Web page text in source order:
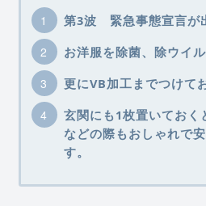
第3波 緊急事態宣言が
お洋服を除菌、除ウイル
更にVB加工までつけて
玄関にも1枚置いておく
などの際もおしゃれで
す。